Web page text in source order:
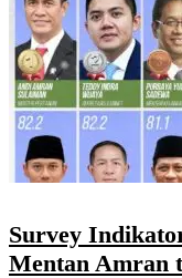
Survey
Mentan Amran